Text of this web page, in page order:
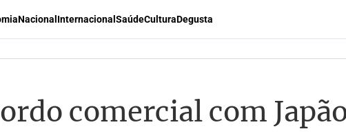
Nacional Internacional SaúdeCulturaDegusta
comercial com